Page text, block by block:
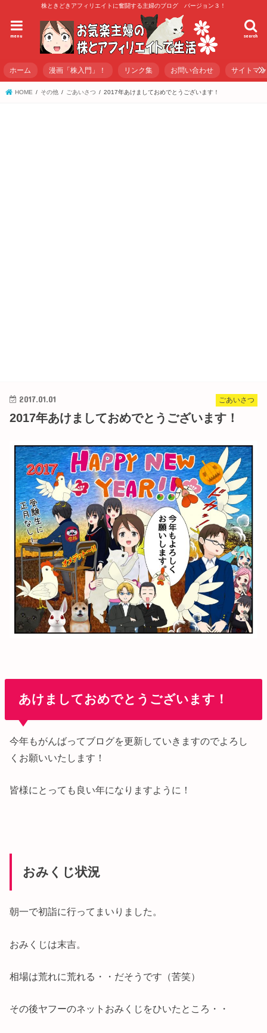
株ときどきアフィリエイトに奮闘する主婦のブログ バージョン３！
search
menu
ホーム 漫画「株入門」！ リンク集 お問い合わせ サイトマ
HOME その他 ごあいさつ 2017年あけましておめでとうございます！
ごあいさつ
2017.01.01
2017年あけましておめでとうございます！
あけましておめでとうございます！
今年もがんばってブログを更新していきますのでよろし
くお願いいたします！
皆様にとっても良い年になりますように！
おみくじ状況
朝一で初詣に行ってまいりました。
おみくじは末吉。
相場は荒れに荒れる・・だそうです（苦笑）
その後ヤフーのネットおみくじをひいたところ・・